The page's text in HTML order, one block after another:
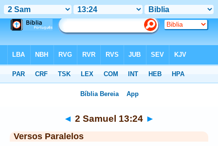
◄ 2 Samuel 13:24 ►
Versos Paralelos